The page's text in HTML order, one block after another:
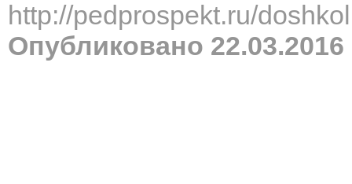
http://pedprospekt.ru/
Опубликовано 22.03.2016